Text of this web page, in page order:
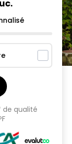
.
de qualité